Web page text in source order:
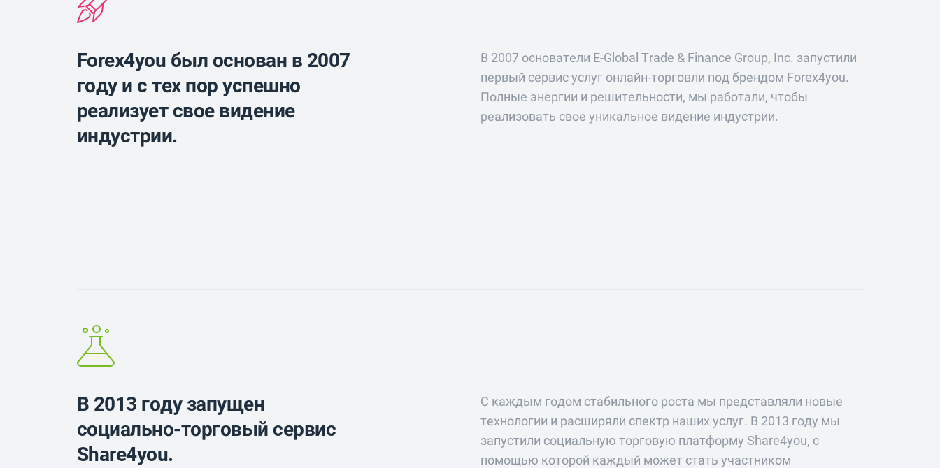
Forex4you был основан в 2007
году и с тех пор успешно
реализует свое видение
индустрии.
В 2007 основатели E-Global Trade & Finance Group, Inc. запустили
первый сервис услуг онлайн-торговли под брендом Forex4you.
Полные энергии и решительности, мы работали, чтобы
реализовать свое уникальное видение индустрии.
В 2013 году запущен
социально-торговый сервис
Share4you.
С каждым годом стабильного роста мы представляли новые
технологии и расширяли спектр наших услуг. В 2013 году мы
запустили социальную торговую платформу Share4you, с
помощью которой каждый может стать участником